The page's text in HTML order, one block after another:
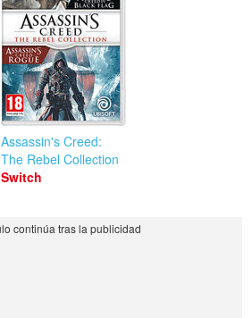
Assassin's Creed:
The Rebel Collection
Switch